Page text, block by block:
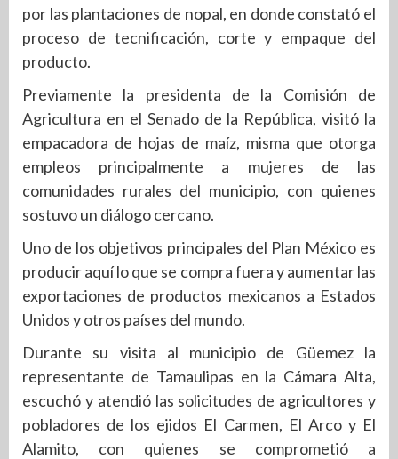
por las plantaciones de nopal, en donde constató el
proceso de tecnificación, corte y empaque del
producto.
Previamente la presidenta de la Comisión de
Agricultura en el Senado de la República, visitó la
empacadora de hojas de maíz, misma que otorga
empleos principalmente a mujeres de las
comunidades rurales del municipio, con quienes
sostuvo un diálogo cercano.
Uno de los objetivos principales del Plan México es
producir aquí lo que se compra fuera y aumentar las
exportaciones de productos mexicanos a Estados
Unidos y otros países del mundo.
Durante su visita al municipio de Güemez la
representante de Tamaulipas en la Cámara Alta,
escuchó y atendió las solicitudes de agricultores y
pobladores de los ejidos El Carmen, El Arco y El
Alamito, con quienes se comprometió a